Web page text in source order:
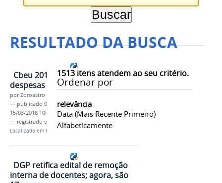
RESULTADO DA BUSCA
1513itens atendem ao seu critério.
Ordenar por
relevância
Data (mais Recente Primeiro)
Alfabeticamente
Cbeu 2018: Proex custeará as
despesas de alunos e servidores
porZoroastro Neto
— publicado 09/03/2018—última modificação
15/03/2018 10h03
— registrado em:
Servidor Aluno
Localizado em Notícias
DGP retifica edital de remoção
interna de docentes; agora, são